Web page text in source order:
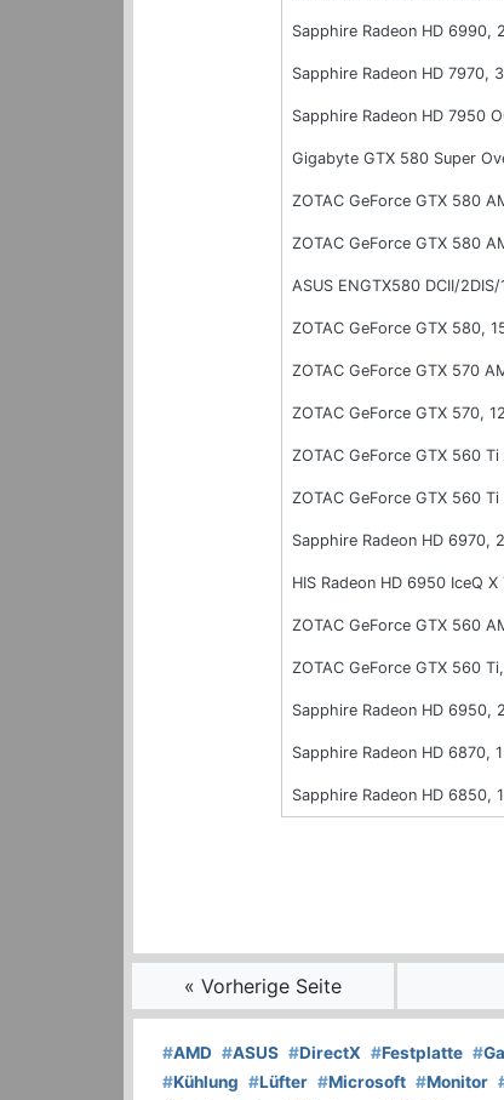
Sapphire Radeon HD 6990,
Sapphire Radeon HD 7970,
Sapphire Radeon HD 7950
Gigabyte GTX 580 Super
ZOTAC GeForce GTX 580
ZOTAC GeForce GTX 580
ASUS ENGTX580 DCII/
ZOTAC GeForce GTX 580,
ZOTAC GeForce GTX 570
ZOTAC GeForce GTX 570,
ZOTAC GeForce GTX 560
ZOTAC GeForce GTX 560
Sapphire Radeon HD 6970,
HIS Radeon HD 6950 IceQ
ZOTAC GeForce GTX 560
ZOTAC GeForce GTX 560
Sapphire Radeon HD 6950,
Sapphire Radeon HD 6870,
Sapphire Radeon HD 6850,
« Vorherige Seite
#AMD #ASUS #DirectX #Festplatte #
#Kühlung #Lüfter #Microsoft #Monitor